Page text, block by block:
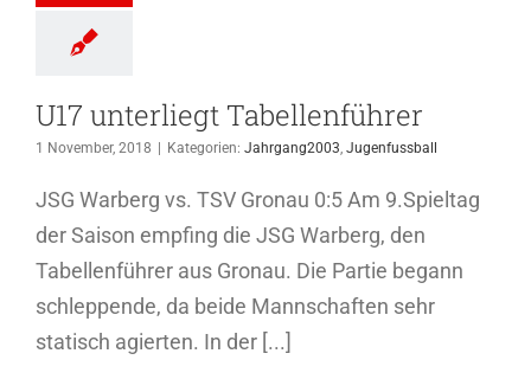
U17 unterliegt Tabellenführer
1 November, 2018 Kategorien: Jahrgang2003, Jugenfussball
JSG Warberg vs. TSV Gronau 0:5 Am 9.Spieltag
der Saison empfing die JSG Warberg, den
Tabellenführer aus Gronau. Die Partie begann
schleppende, da beide Mannschaften sehr
statisch agierten. In der [...]